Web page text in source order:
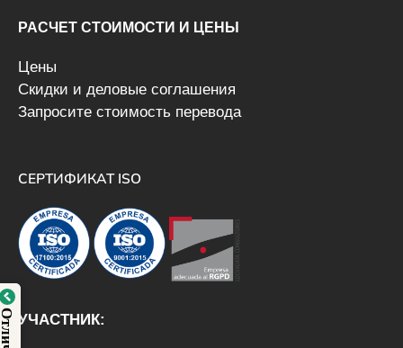
РАСЧЕТ СТОИМОСТИ И ЦЕНЫ
Цены
Скидки и деловые соглашения
Запросите стоимость перевода
СЕРТИФИКАТ ISO
УЧАСТНИК: